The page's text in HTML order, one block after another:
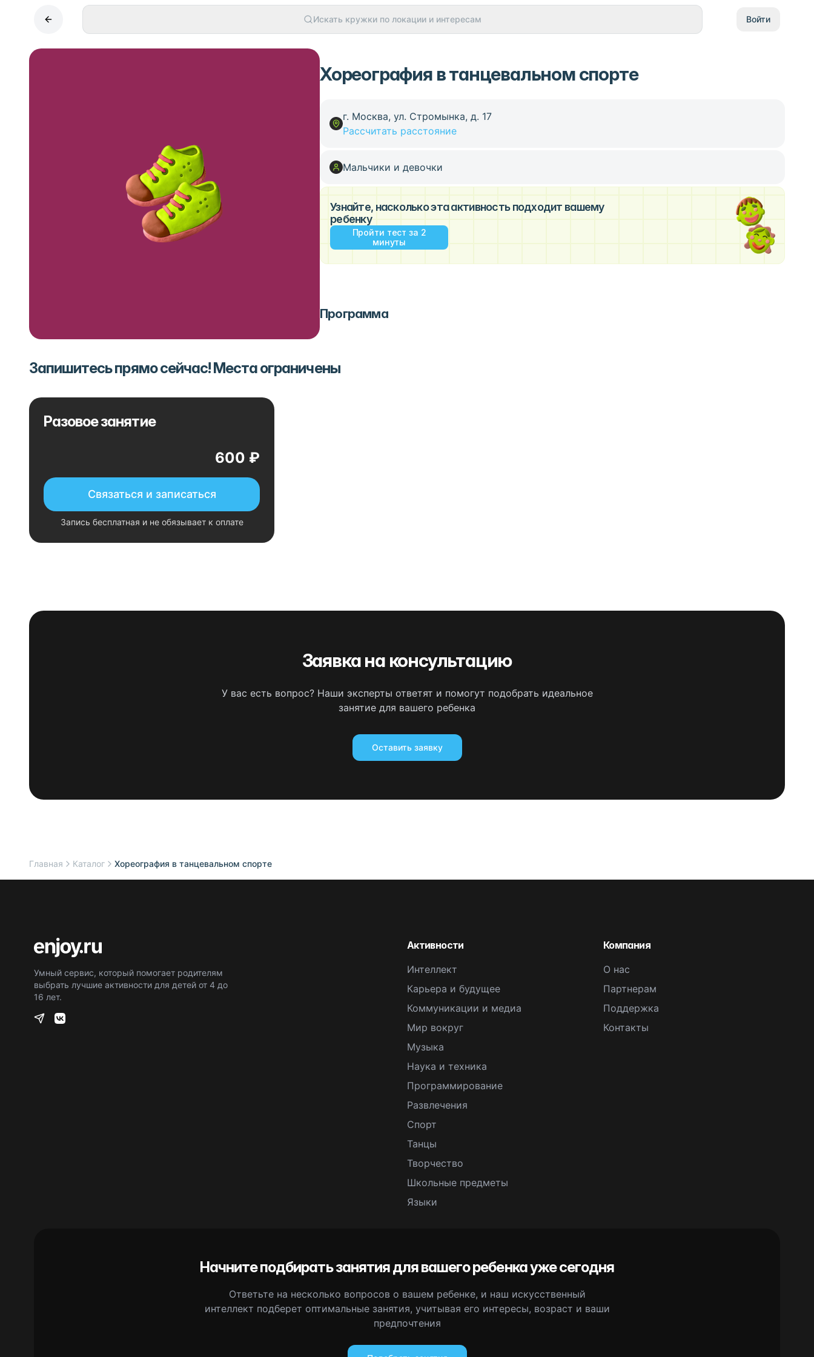
Искать кружки по локации и интересам Войти
Хореография в танцевальном спорте
г. Москва, ул. Стромынка, д. 17
Рассчитать расстояние
Мальчики и девочки
Узнайте, насколько эта активность подходит вашему
ребенку
Пройти тест за 2
минуты
Программа
Запишитесь прямо сейчас! Места ограничены
Разовое занятие
600 ₽
Связаться и записаться
Запись бесплатная и не обязывает к оплате
Заявка на консультацию
У вас есть вопрос? Наши эксперты ответят и помогут подобрать идеальное
занятие для вашего ребенка
Оставить заявку
Главная Каталог Хореография в танцевальном спорте
Умный сервис, который помогает родителям
выбрать лучшие активности для детей от 4 до
16 лет.
Активности
Интеллект
Карьера и будущее
Коммуникации и медиа
Мир вокруг
Музыка
Наука и техника
Программирование
Развлечения
Спорт
Танцы
Творчество
Школьные предметы
Языки
Компания
О нас
Партнерам
Поддержка
Контакты
Начните подбирать занятия для вашего ребенка уже сегодня
Ответьте на несколько вопросов о вашем ребенке, и наш искусственный
интеллект подберет оптимальные занятия, учитывая его интересы, возраст и ваши
предпочтения